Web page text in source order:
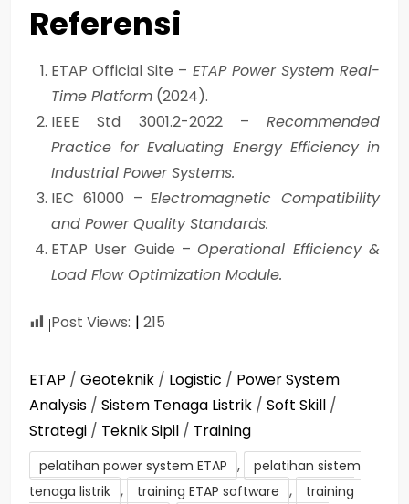
Referensi
ETAP Official Site – ETAP Power System Real-
Time Platform (2024).
IEEE Std 3001.2-2022 – Recommended
Practice for Evaluating Energy Efficiency in
Industrial Power Systems.
IEC 61000 –Electromagnetic Compatibility
and Power Quality Standards.
ETAP User Guide –Operational Efficiency &
Load Flow Optimization Module.
Post Views: 215
ETAP / Geoteknik / Logistic / Power System
Analysis / Sistem Tenaga Listrik / Soft Skill /
Strategi / Teknik Sipil / Training
pelatihan power system ETAP ,
pelatihan sistem
tenaga listrik , training ETAP software ,
training